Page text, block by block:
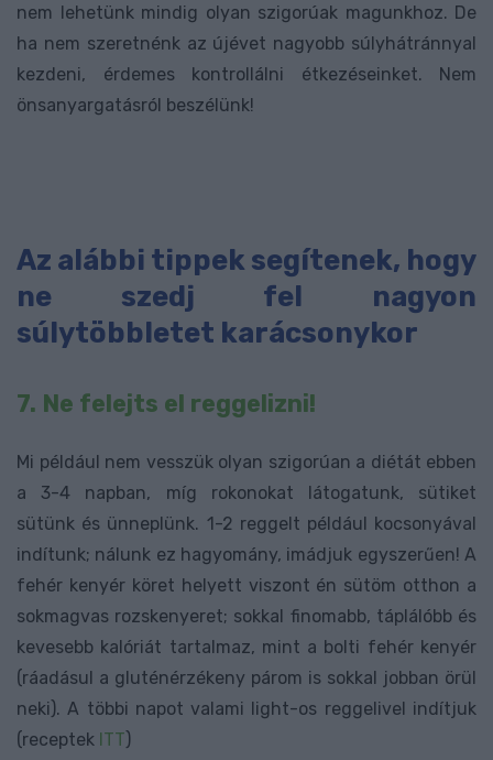
nem lehetünk mindig olyan szigorúak magunkhoz. De
ha nem szeretnénk az újévet nagyobb súlyhátránnyal
kezdeni, érdemes kontrollálni étkezéseinket. Nem
önsanyargatásról beszélünk!
Az alábbi tippek segítenek, hogy
ne szedj fel nagyon
súlytöbbletet karácsonykor
7. Ne felejts el reggelizni!
Mi például nem vesszük olyan szigorúan a diétát ebben
a 3-4 napban, míg rokonokat látogatunk, sütiket
sütünk és ünneplünk. 1-2 reggelt például kocsonyával
indítunk; nálunk ez hagyomány, imádjuk egyszerűen! A
fehér kenyér köret helyett viszont én sütöm otthon a
sokmagvas rozskenyeret; sokkal finomabb, táplálóbb és
kevesebb kalóriát tartalmaz, mint a bolti fehér kenyér
(ráadásul a gluténérzékeny párom is sokkal jobban örül
neki). A többi napot valami light-os reggelivel indítjuk
(receptek ITT)